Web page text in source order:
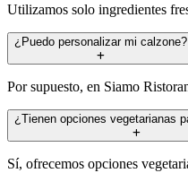
Utilizamos solo ingredientes
¿Puedo personalizar mi calzone?
Por supuesto, en Siamo
¿Tienen opciones vegetarianas
Sí, ofrecemos opciones